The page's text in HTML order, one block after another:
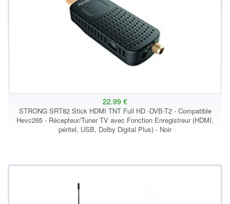
22.99 €
STRONG SRT82 Stick HDMI TNT Full HD -DVB-T2 - Compatible
Hevc265 - Récepteur/Tuner TV avec Fonction Enregistreur (HDMI,
péritel, USB, Dolby Digital Plus) - Noir